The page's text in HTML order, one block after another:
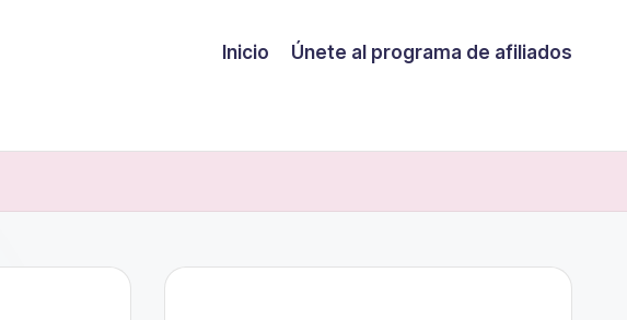
Inicio Únete al programa de afiliados